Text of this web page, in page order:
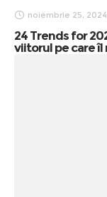
noiembrie 25, 2024
24 Trends for
viitorul pe care îl